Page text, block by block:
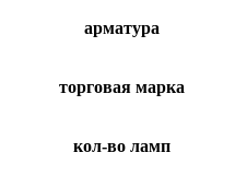
арматура
торговая марка
кол-во ламп